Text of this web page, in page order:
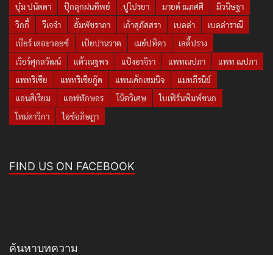
บุ๋ม ปนัดดา
ปุ๊กลุกฝนทิพย์ ปูไปรยา มายด์ ณภศศิ
มิวนิษฐา
วิกกี้
วีเจจ๋า อั้มพัชราภา เก้าสุภัสสรา เบลล่า
เบลล่าราณี
เบียร์ เดอะวอยซ์
เป้ยปานวาด เมย์ปทิดา
เลดี้ปราง
เวียร์ศุกลวัฒน์
แต้วณฐพร แป้งอรจิรา แพทณปภา
แพท ณปภา
แพทริเซีย
แพทริเซียกู๊ด แพนเค้กเขมนิจ
แมทภีรนีย์
แอนสิเรียม
แอฟทักษอร โน๊ตวิเศษ
ใบเฟิร์นพิมพ์ชนก
ใหม่ดาวิกา
ไอซ์อภิษฎา
FIND US ON FACEBOOK
ค้นหาบทความ